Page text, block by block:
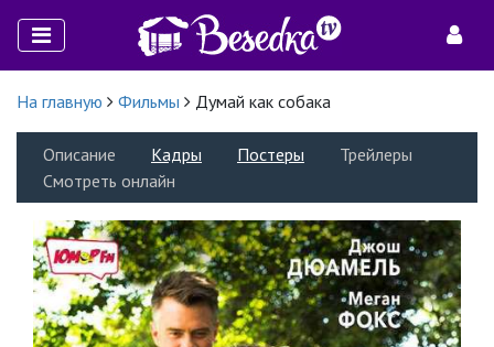
На главную Фильмы Думай как собака
Описание Кадры Постеры
Трейлеры
Смотреть онлайн